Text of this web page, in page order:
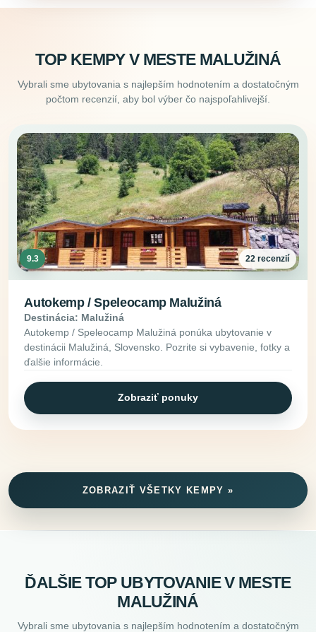
TOP KEMPY V MESTE MALUŽINÁ
Vybrali sme ubytovania s najlepším hodnotením a dostatočným
počtom recenzií, aby bol výber čo najspoľahlivejší.
9.3 22 recenzií
Autokemp / Speleocamp Malužiná
Destinácia: Malužiná
Autokemp / Speleocamp Malužiná ponúka ubytovanie v
destinácii Malužiná, Slovensko. Pozrite si vybavenie, fotky a
ďalšie informácie.
Zobraziť ponuky
ZOBRAZIŤ VŠETKY KEMPY »
ĎALŠIE TOP UBYTOVANIE V MESTE
MALUŽINÁ
Vybrali sme ubytovania s najlepším hodnotením a dostatočným